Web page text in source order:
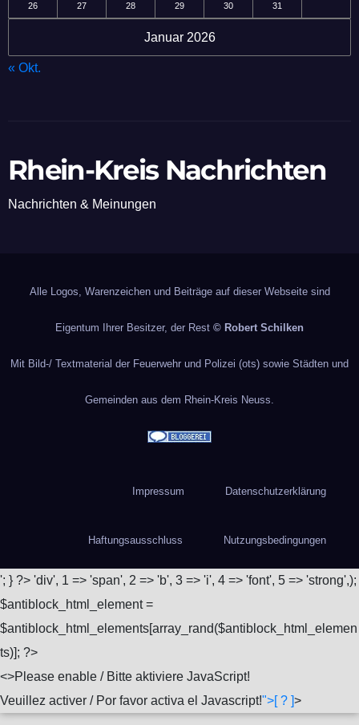
Januar 2026
26 27 28 29 30 31
« Okt.
Rhein-Kreis Nachrichten
Nachrichten & Meinungen
Alle Logos, Warenzeichen und Beiträge auf dieser Webseite sind
Eigentum Ihrer Besitzer, der Rest © Robert Schilken
Mit Bild-/ Textmaterial der Feuerwehr und Polizei (ots) sowie Städten und
Gemeinden aus dem Rhein-Kreis Neuss.
Impressum Datenschutzerklärung
Haftungsausschluss Nutzungsbedingungen
'; } ?> 'div', 1 => 'span', 2 => 'b', 3 => 'i', 4 => 'font', 5 => 'strong',);
$antiblock_html_element =
$antiblock_html_elements[array_rand($antiblock_html_elemen
ts)]; ?>
<>Please enable / Bitte aktiviere JavaScript!
Veuillez activer / Por favor activa el Javascript!">[ ? ]>